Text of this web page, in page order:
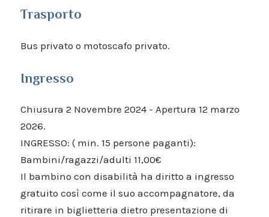
Trasporto
Bus privato o motoscafo privato.
Ingresso
Chiusura 2 Novembre 2024 - Apertura 12 marzo
2026.
INGRESSO: ( min. 15 persone paganti):
Bambini/ragazzi/adulti 11,00€
Il bambino con disabilità ha diritto a ingresso
gratuito così come il suo accompagnatore, da
ritirare in biglietteria dietro presentazione di